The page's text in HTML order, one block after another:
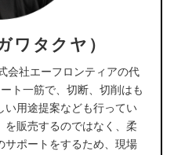
ワタクヤ）
会社エーフロンティアの代
ト一筋で、切断、切削はも
い用途提案なども行ってい
を販売するのではなく、柔
サポートをするため、現場